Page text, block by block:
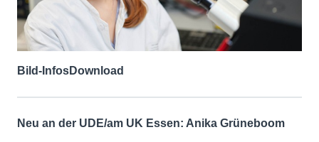
Bild-InfosDownload
Neu an der UDE/am UK Essen: Anika Grüneboom